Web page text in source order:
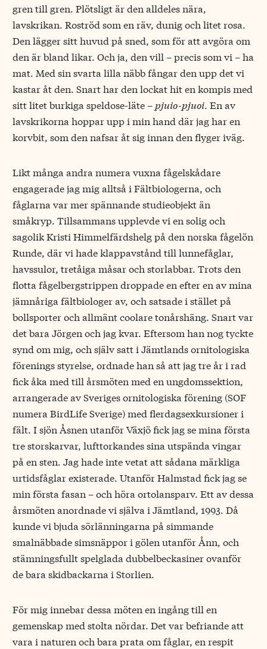
gren till gren. Plötsligt är den alldeles nära,
lavskrikan. Roströd som en räv, dunig och litet rosa.
Den lägger sitt huvud på sned, som för att avgöra om
den är bland likar. Och ja, den vill – precis som vi – ha
mat. Med sin svarta lilla näbb fångar den upp det vi
kastar åt den. Snart har den lockat hit en kompis med
sitt litet burkiga speldose-läte – pjuio-pjuoi. En av
lavskrikorna hoppar upp i min hand där jag har en
korvbit, som den nafsar åt sig innan den flyger iväg.
Likt många andra numera vuxna fågelskådare
engagerade jag mig alltså i Fältbiologerna, och
fåglarna var mer spännande studieobjekt än
småkryp. Tillsammans upplevde vi en solig och
sagolik Kristi Himmelfärdshelg på den norska fågelön
Runde, där vi hade klappavstånd till lunnefåglar,
havssulor, tretåiga måsar och storlabbar. Trots den
flotta fågelbergstrippen droppade en efter en av mina
jämnåriga fältbiologer av, och satsade i stället på
bollsporter och allmänt coolare tonårshäng. Snart var
det bara Jörgen och jag kvar. Eftersom han nog tyckte
synd om mig, och själv satt i Jämtlands ornitologiska
förenings styrelse, ordnade han så att jag tre år i rad
fick åka med till årsmöten med en ungdomssektion,
arrangerade av Sveriges ornitologiska förening (SOF
numera BirdLife Sverige) med flerdagsexkursioner i
fält. I sjön Åsnen utanför Växjö fick jag se mina första
tre storskarvar, lufttorkandes sina utspända vingar
på en sten. Jag hade inte vetat att sådana märkliga
urtidsfåglar existerade. Utanför Halmstad fick jag se
min första fasan – och höra ortolansparv. Ett av dessa
årsmöten anordnade vi själva i Jämtland, 1993. Då
kunde vi bjuda sörlänningarna på simmande
smalnäbbade simsnäppor i gölen utanför Ånn, och
stämningsfullt spelglada dubbelbeckasiner ovanför
de bara skidbackarna i Storlien.
För mig innebar dessa möten en ingång till en
gemenskap med stolta nördar. Det var befriande att
vara i naturen och bara prata om fåglar, en respit